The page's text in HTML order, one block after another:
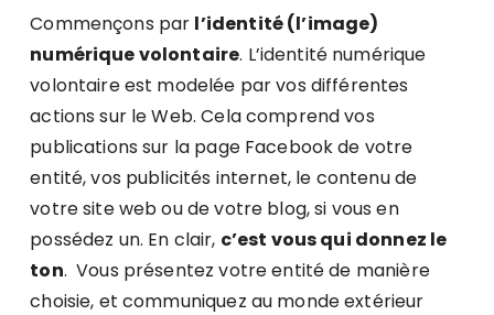
Commençons par l’identité (l’image)
numérique volontaire. L’identité numérique
volontaire est modelée par vos différentes
actions sur le Web. Cela comprend vos
publications sur la page Facebook de votre
entité, vos publicités internet, le contenu de
votre site web ou de votre blog, si vous en
possédez un. En clair, c’est vous qui donnez le
ton. Vous présentez votre entité de manière
choisie, et communiquez au monde extérieur